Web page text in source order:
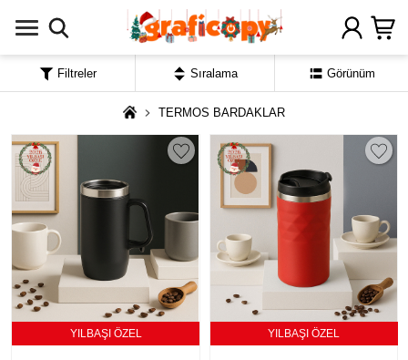
TERMOS BARDAKLAR
YILBAŞI ÖZEL YILBAŞI ÖZEL
Filtreler Sıralama Görünüm